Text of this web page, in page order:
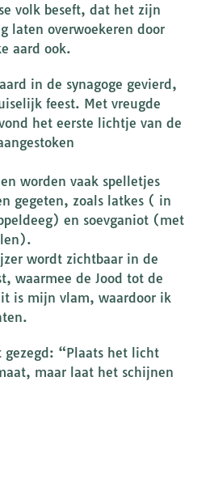
volk beseft, dat het zijn
laten overwoekeren door
aard ook.
in de synagoge gevierd,
feest. Met vreugde
het eerste lichtje van de
worden vaak spelletjes
gegeten, zoals latkes ( in
en soevganiot (met
wordt zichtbaar in de
waarmee de Jood tot de
is mijn vlam, waardoor ik
gezegd: “Plaats het licht
maar laat het schijnen